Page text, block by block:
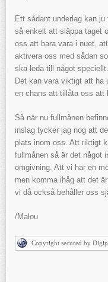
Ett sådant underlag kan
så enkelt att släppa taget
oss att bara vara i nuet,
aktivera oss med sådan
ska leda till något speciellt.
Det kan vara viktigt att ha
en chans att tillåta oss att
Så när nu fullmånen
inslag tycker jag nog att
plats inom oss. Att riktigt
fullmånen så är det något
omgivning. Att vi har en
men komma ihåg att det
vi då också behåller oss
/Malou
Copyright secured by